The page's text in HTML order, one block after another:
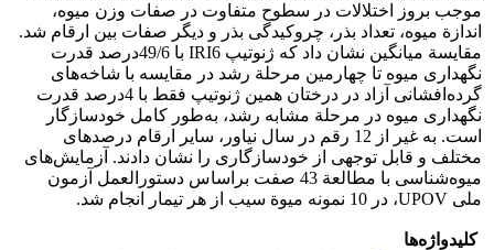
موجب بروز اختلالات در سطوح متفاوت در صفات وزن میوه،
اندازة میوه، تعداد بذر، چروکیدگی بذر و دیگر صفات بین ارقام شد.
مقایسة میانگین نشان داد که ژنوتیپ IRI6 با 49/6‌درصد قدرت
نگهداری میوه تا چهارمین مرحلة رشد در مقایسه با شاخه‌های
گرده‌افشانی آزاد در درختان همین ژنوتیپ فقط با 4‌درصد قدرت
نگهداری میوه در مرحلة مشابه رشد، به‌طور کامل خودسازگار
است. به غیر از 12 رقم در سال نیاور، سایر ارقام درصد‌های
مختلف و قابل توجهی از خود‌سازگاری را نشان دادند. آزمایش‌های
میوه‌شناسی با مطالعة 43 صفت بر‌اساس دستورالعمل آزمون
ملی UPOV، در 10 نمونه میوة سیب از هر تیمار انجام شد.
کلیدواژه‌ها